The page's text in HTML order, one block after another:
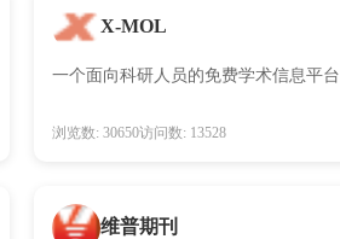
X-MOL
一个面向科研人员的免费学术信息平台
浏览数: 30650访问数: 13528
维普期刊